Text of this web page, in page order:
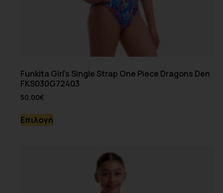
Funkita Girl’s Single Strap One Piece Dragons Den
FKS030G72403
50.00€
Επιλογή